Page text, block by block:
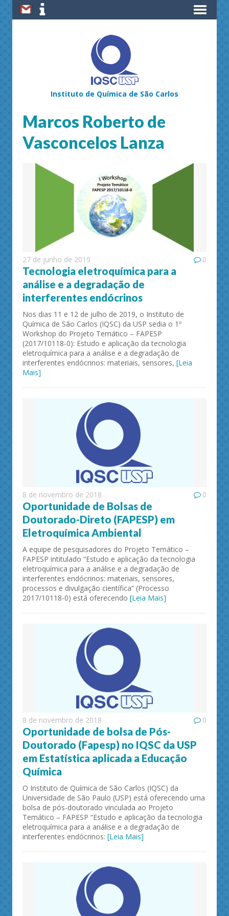
Instituto de Química de São Carlos
Marcos Roberto de
Vasconcelos Lanza
27 de junho de 2019 0
Tecnologia eletroquímica para a
análise e a degradação de
interferentes endócrinos
Nos dias 11 e 12 de julho de 2019, o Instituto de
Química de São Carlos (IQSC) da USP sedia o 1º
Workshop do Projeto Temático – FAPESP
(2017/10118-0): Estudo e aplicação da tecnologia
eletroquímica para a análise e a degradação de
interferentes endócrinos: materiais, sensores, [Leia
Mais]
8 de novembro de 2018 0
Oportunidade de Bolsas de
Doutorado-Direto (FAPESP) em
Eletroquímica Ambiental
A equipe de pesquisadores do Projeto Temático –
FAPESP intitulado “Estudo e aplicação da tecnologia
eletroquímica para a análise e a degradação de
interferentes endócrinos: materiais, sensores,
processos e divulgação científica” (Processo
2017/10118-0) está oferecendo [Leia Mais]
8 de novembro de 2018 0
Oportunidade de bolsa de Pós-
Doutorado (Fapesp) no IQSC da USP
em Estatística aplicada a Educação
Química
O Instituto de Química de São Carlos (IQSC) da
Universidade de São Paulo (USP) está oferecendo uma
bolsa de pós-doutorado vinculada ao Projeto
Temático – FAPESP “Estudo e aplicação da tecnologia
eletroquímica para a análise e a degradação de
interferentes endócrinos: [Leia Mais]